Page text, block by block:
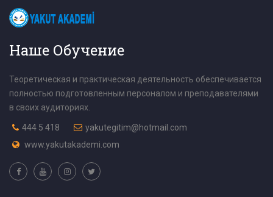
Наше Обучение
Теоретическая и практическая деятельность обеспечивается
полностью подготовленным персоналом и преподавателями
в своих аудиториях.
444 5 418
yakutegitim@hotmail.com
www.yakutakademi.com